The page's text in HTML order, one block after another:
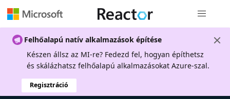
Felhőalapú natív alkalmazások építése
Készen állsz az MI-re? Fedezd fel, hogyan építhetsz
és skálázhatsz felhőalapú alkalmazásokat Azure-szal.
Regisztráció